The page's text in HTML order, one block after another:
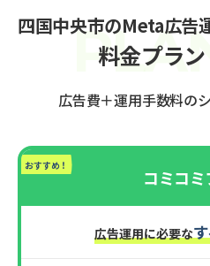
四国中央市のMeta広告
料金プラン
広告費＋運用手数料の
おすすめ！
コミコ
広告運用に必要な